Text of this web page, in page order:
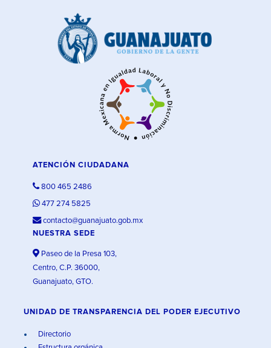
ATENCIÓN CIUDADANA
800 465 2486
477 274 5825
contacto@guanajuato.gob.mx
NUESTRA SEDE
Paseo de la Presa 103,
Centro, C.P. 36000,
Guanajuato, GTO.
UNIDAD DE TRANSPARENCIA DEL PODER EJECUTIVO
Directorio